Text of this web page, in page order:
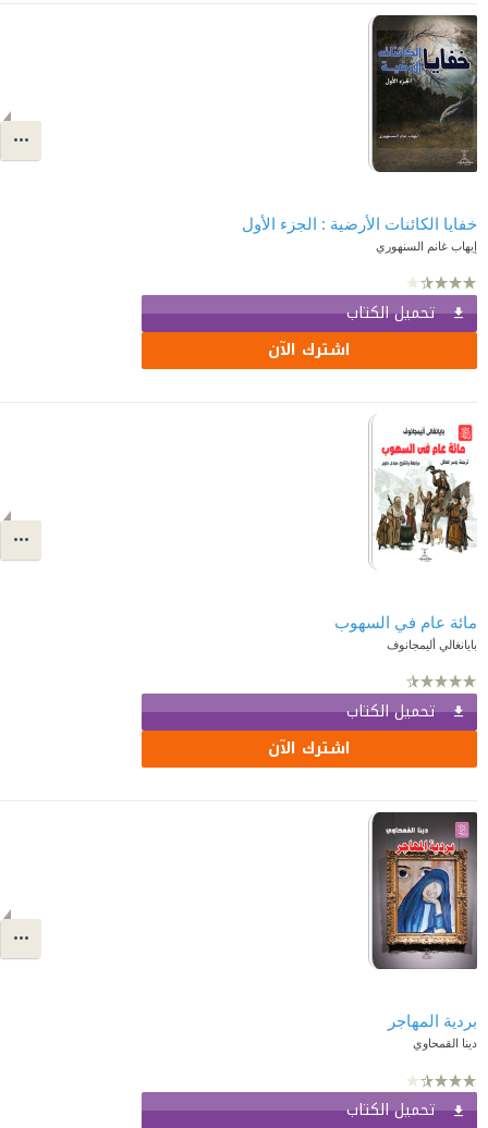
خفايا الكائنات الأرضية : الجزء الأول
إيهاب غانم السنهوري
تحميل الكتاب
اشترك الآن
مائة عام في السهوب
بايانغالي أليمجانوف
تحميل الكتاب
اشترك الآن
بردية المهاجر
دينا القمحاوي
تحميل الكتاب